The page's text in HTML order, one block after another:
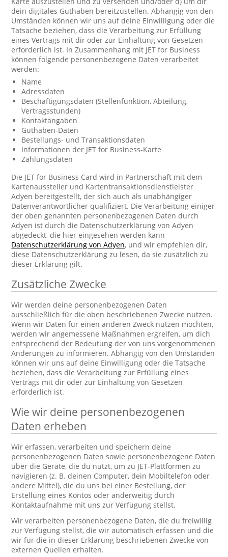
dein digitales Guthaben bereitzustellen. Abhängig von den
Umständen können wir uns auf deine Einwilligung oder die
Tatsache beziehen, dass die Verarbeitung zur Erfüllung
eines Vertrags mit dir oder zur Einhaltung von Gesetzen
erforderlich ist. In Zusammenhang mit JET for Business
können folgende personenbezogene Daten verarbeitet
werden:
Name
Adressdaten
Beschäftigungsdaten (Stellenfunktion, Abteilung,
Vertragsstunden)
Kontaktangaben
Guthaben-Daten
Bestellungs- und Transaktionsdaten
Informationen der JET for Business-Karte
Zahlungsdaten
Die JET for Business Card wird in Partnerschaft mit dem
Kartenaussteller und Kartentransaktionsdienstleister
Adyen bereitgestellt, der sich auch als unabhängiger
Datenverantwortlicher qualifiziert. Die Verarbeitung einiger
der oben genannten personenbezogenen Daten durch
Adyen ist durch die Datenschutzerklärung von Adyen
abgedeckt, die hier eingesehen werden kann
Datenschutzerklärung von Adyen, und wir empfehlen dir,
diese Datenschutzerklärung zu lesen, da sie zusätzlich zu
dieser Erklärung gilt.
Zusätzliche Zwecke
Wir werden deine personenbezogenen Daten
ausschließlich für die oben beschriebenen Zwecke nutzen.
Wenn wir Daten für einen anderen Zweck nutzen möchten,
werden wir angemessene Maßnahmen ergreifen, um dich
entsprechend der Bedeutung der von uns vorgenommenen
Änderungen zu informieren. Abhängig von den Umständen
können wir uns auf deine Einwilligung oder die Tatsache
beziehen, dass die Verarbeitung zur Erfüllung eines
Vertrags mit dir oder zur Einhaltung von Gesetzen
erforderlich ist.
Wie wir deine personenbezogenen
Daten erheben
Wir erfassen, verarbeiten und speichern deine
personenbezogenen Daten sowie personenbezogene Daten
über die Geräte, die du nutzt, um zu JET-Plattformen zu
navigieren (z. B. deinen Computer, dein Mobiltelefon oder
andere Mittel), die du uns bei einer Bestellung, der
Erstellung eines Kontos oder anderweitig durch
Kontaktaufnahme mit uns zur Verfügung stellst.
Wir verarbeiten personenbezogene Daten, die du freiwillig
zur Verfügung stellst, die wir automatisch erfassen und die
wir für die in dieser Erklärung beschriebenen Zwecke von
externen Quellen erhalten.